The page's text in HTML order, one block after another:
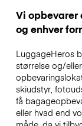
Vi opbevarer
og enhver
LuggageHeros
størrelse og/
skiudstyr,
få
eller hvad end